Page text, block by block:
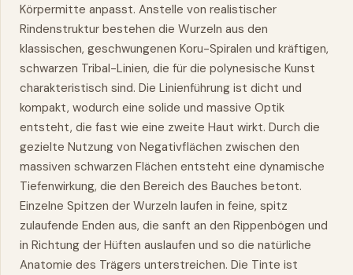
Körpermitte anpasst. Anstelle von realistischer
Rindenstruktur bestehen die Wurzeln aus den
klassischen, geschwungenen Koru-Spiralen und kräftigen,
schwarzen Tribal-Linien, die für die polynesische Kunst
charakteristisch sind. Die Linienführung ist dicht und
kompakt, wodurch eine solide und massive Optik
entsteht, die fast wie eine zweite Haut wirkt. Durch die
gezielte Nutzung von Negativflächen zwischen den
massiven schwarzen Flächen entsteht eine dynamische
Tiefenwirkung, die den Bereich des Bauches betont.
Einzelne Spitzen der Wurzeln laufen in feine, spitz
zulaufende Enden aus, die sanft an den Rippenbögen und
in Richtung der Hüften auslaufen und so die natürliche
Anatomie des Trägers unterstreichen. Die Tinte ist